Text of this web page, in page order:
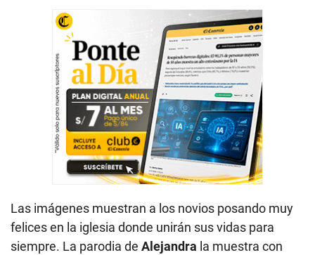
Las imágenes muestran a los novios posando muy
felices en la iglesia donde unirán sus vidas para
siempre. La parodia de Alejandra la muestra con